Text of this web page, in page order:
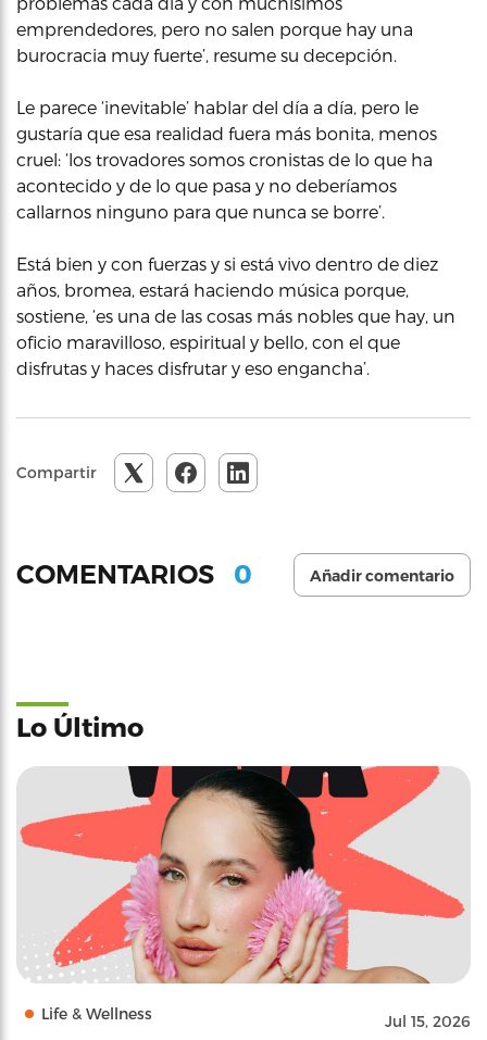
emprendedores, pero no salen porque hay una
burocracia muy fuerte’, resume su decepción.
Le parece ‘inevitable’ hablar del día a día, pero le
gustaría que esa realidad fuera más bonita, menos
cruel: ‘los trovadores somos cronistas de lo que ha
acontecido y de lo que pasa y no deberíamos
callarnos ninguno para que nunca se borre’.
Está bien y con fuerzas y si está vivo dentro de diez
años, bromea, estará haciendo música porque,
sostiene, ‘es una de las cosas más nobles que hay, un
oficio maravilloso, espiritual y bello, con el que
disfrutas y haces disfrutar y eso engancha’.
Compartir
COMENTARIOS 0 Añadir comentario
Lo Último
Life & Wellness Jul 15, 2026